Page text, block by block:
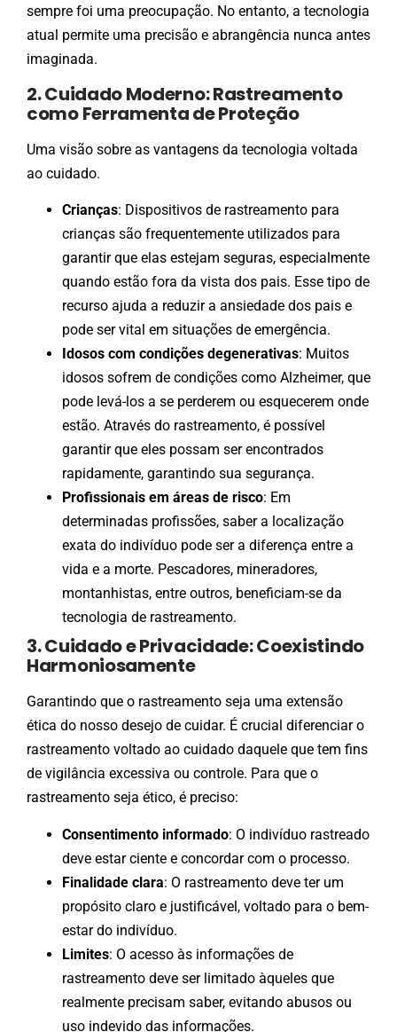
sempre foi uma preocupação. No entanto, a tecnologia
atual permite uma precisão e abrangência nunca antes
imaginada.
2. Cuidado Moderno: Rastreamento
como Ferramenta de Proteção
Uma visão sobre as vantagens da tecnologia voltada
ao cuidado.
Crianças: Dispositivos de rastreamento para
crianças são frequentemente utilizados para
garantir que elas estejam seguras, especialmente
quando estão fora da vista dos pais. Esse tipo de
recurso ajuda a reduzir a ansiedade dos pais e
pode ser vital em situações de emergência.
Idosos com condições degenerativas: Muitos
idosos sofrem de condições como Alzheimer, que
pode levá-los a se perderem ou esquecerem onde
estão. Através do rastreamento, é possível
garantir que eles possam ser encontrados
rapidamente, garantindo sua segurança.
Profissionais em áreas de risco: Em
determinadas profissões, saber a localização
exata do indivíduo pode ser a diferença entre a
vida e a morte. Pescadores, mineradores,
montanhistas, entre outros, beneficiam-se da
tecnologia de rastreamento.
3. Cuidado e Privacidade: Coexistindo
Harmoniosamente
Garantindo que o rastreamento seja uma extensão
ética do nosso desejo de cuidar. É crucial diferenciar o
rastreamento voltado ao cuidado daquele que tem fins
de vigilância excessiva ou controle. Para que o
rastreamento seja ético, é preciso:
Consentimento informado: O indivíduo rastreado
deve estar ciente e concordar com o processo.
Finalidade clara: O rastreamento deve ter um
propósito claro e justificável, voltado para o bem-
estar do indivíduo.
Limites: O acesso às informações de
rastreamento deve ser limitado àqueles que
realmente precisam saber, evitando abusos ou
uso indevido das informações.